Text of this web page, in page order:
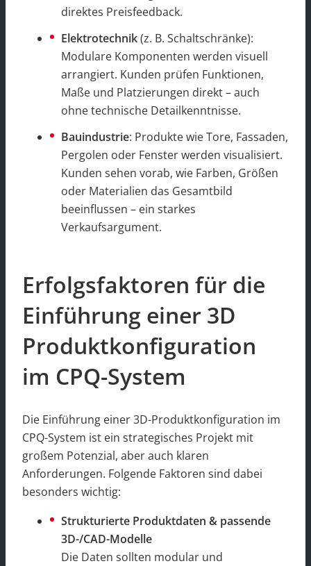
direktes Preisfeedback.
Elektrotechnik(z. B. Schaltschränke):
Modulare Komponenten werden visuell
arrangiert. Kunden prüfen Funktionen,
Maße und Platzierungen direkt – auch
ohne technische Detailkenntnisse.
Bauindustrie: Produkte wie Tore, Fassaden,
Pergolen oder Fenster werden visualisiert.
Kunden sehen vorab, wie Farben, Größen
oder Materialien das Gesamtbild
beeinflussen – ein starkes
Verkaufsargument.
Erfolgsfaktoren für die
Einführung einer 3D
Produktkonfiguration
im CPQ-System
Die Einführung einer 3D-Produktkonfiguration im
CPQ-System ist ein strategisches Projekt mit
großem Potenzial, aber auch klaren
Anforderungen. Folgende Faktoren sind dabei
besonders wichtig:
Strukturierte Produktdaten & passende
3D-/CAD-Modelle
Die Daten sollten modular und